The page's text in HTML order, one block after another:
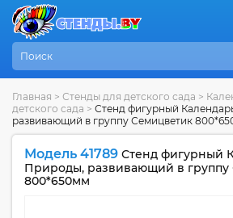
Главная > Стенды для детского сада >
детского сада > Стенд фигурный
развивающий в группу Семицветик
Модель 41789 Стенд фигурный
Природы, развивающий в группу
800*650мм